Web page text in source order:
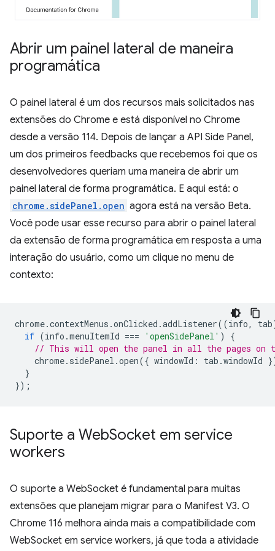
Abrir um painel lateral de maneira
programática
O painel lateral é um dos recursos mais solicitados nas
extensões do Chrome e está disponível no Chrome
desde a versão 114. Depois de lançar a API Side Panel,
um dos primeiros feedbacks que recebemos foi que os
desenvolvedores queriam uma maneira de abrir um
painel lateral de forma programática. E aqui está: o
chrome.sidePanel.open agora está na versão Beta.
Você pode usar esse recurso para abrir o painel lateral
da extensão de forma programática em resposta a uma
interação do usuário, como um clique no menu de
contexto:
chrome.contextMenus .onClicked .addListener((info, tab
if (info .menuItemId === 'openSidePanel' )
{
// This will open the panel in all the pages on
chrome. sidePanel .open({ windowId : tab .windowId
}
});
Suporte a WebSocket em service
workers
O suporte a WebSocket é fundamental para muitas
extensões que planejam migrar para o Manifest V3. O
Chrome 116 melhora ainda mais a compatibilidade com
WebSocket em service workers, já que toda a atividade